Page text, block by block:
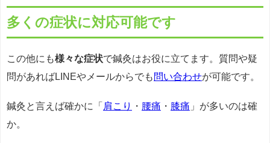
多くの症状に対応可能です
この他にも様々な症状で鍼灸はお役に立てます。質問や疑
問があればLINEやメールからでも 問い合わせが可能です。
鍼灸と言えば確かに「 肩こり ・ 腰痛 ・ 膝痛 」が多いのは確
か。